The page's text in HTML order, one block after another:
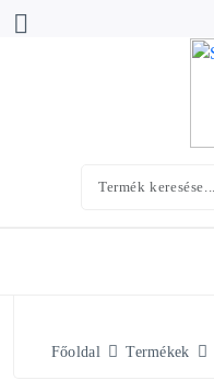
Főoldal Termékek